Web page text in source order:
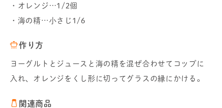
・オレンジ…1/2個
・海の精…小さじ1/6
作り方
ヨーグルトとジュースと海の精を混ぜ合わせてコップに
入れ、オレンジをくし形に切ってグラスの縁にかける。
関連商品